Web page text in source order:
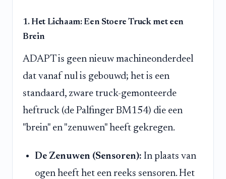
1. Het Lichaam: Een Stoere Truck met een
Brein
ADAPT is geen nieuw machineonderdeel
dat vanaf nul is gebouwd; het is een
standaard, zware truck-gemonteerde
heftruck (de Palfinger BM154) die een
"brein" en "zenuwen" heeft gekregen.
De Zenuwen (Sensoren): In plaats van
ogen heeft het een reeks sensoren. Het